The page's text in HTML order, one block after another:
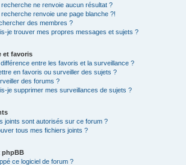
recherche ne renvoie aucun résultat ?
recherche renvoie une page blanche ?!
des membres ?
je trouver mes propres messages et sujets ?
et favoris
entre les favoris et la surveillance ?
en favoris ou surveiller des sujets ?
des forums ?
je supprimer mes surveillances de sujets ?
joints sont autorisés sur ce forum ?
tous mes fichiers joints ?
phpBB
ce logiciel de forum ?